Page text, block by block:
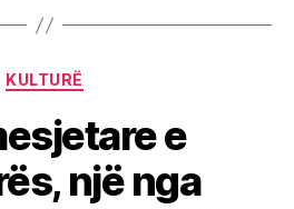
Categories
KULTURË
e
një nga